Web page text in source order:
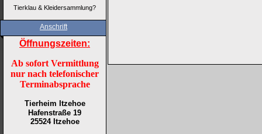
Tierklau & Kleidersammlung?
Anschrift
Öffnungszeiten:
Ab sofort Vermittlung
nur nach telefonischer
Terminabsprache
Tierheim Itzehoe
Hafenstraße 19
25524 Itzehoe